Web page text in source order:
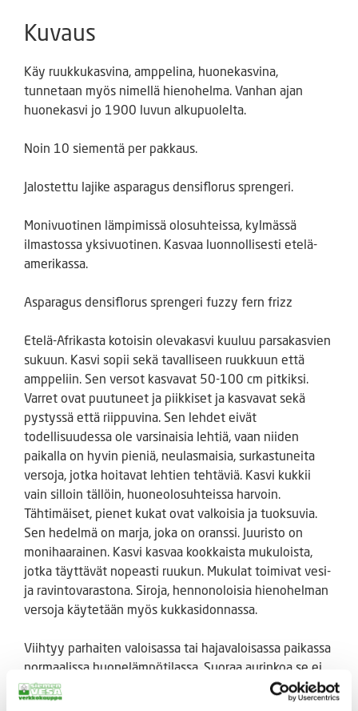
Kuvaus
Käy ruukkukasvina, amppelina, huonekasvina,
tunnetaan myös nimellä hienohelma. Vanhan ajan
huonekasvi jo 1900 luvun alkupuolelta.
Noin 10 siementä per pakkaus.
Jalostettu lajike asparagus densiflorus sprengeri.
Monivuotinen lämpimissä olosuhteissa, kylmässä
ilmastossa yksivuotinen. Kasvaa luonnollisesti etelä-
amerikassa.
Asparagus densiflorus sprengeri fuzzy fern frizz
Etelä-Afrikasta kotoisin olevakasvi kuuluu parsakasvien
sukuun. Kasvi sopii sekä tavalliseen ruukkuun että
amppeliin. Sen versot kasvavat 50-100 cm pitkiksi.
Varret ovat puutuneet ja piikkiset ja kasvavat sekä
pystyssä että riippuvina. Sen lehdet eivät
todellisuudessa ole varsinaisia lehtiä, vaan niiden
paikalla on hyvin pieniä, neulasmaisia, surkastuneita
versoja, jotka hoitavat lehtien tehtäviä. Kasvi kukkii
vain silloin tällöin, huoneolosuhteissa harvoin.
Tähtimäiset, pienet kukat ovat valkoisia ja tuoksuvia.
Sen hedelmä on marja, joka on oranssi. Juuristo on
monihaarainen. Kasvi kasvaa kookkaista mukuloista,
jotka täyttävät nopeasti ruukun. Mukulat toimivat vesi-
ja ravintovarastona. Siroja, hennonoloisia hienohelman
versoja käytetään myös kukkasidonnassa.
Viihtyy parhaiten valoisassa tai hajavaloisassa paikassa
normaalissa huonelämpötilassa. Suoraa aurinkoa se ei
siedä herkkien lehtiensä takia. Talvella kasvi olisi hyvä
sijoittaa viileämpään paikkaan. Hienohelma /